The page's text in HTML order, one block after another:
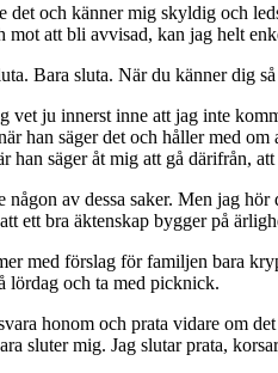
det och känner mig skyldig och
att bli avvisad, kan jag helt
Bara sluta. När du känner dig
vet ju innerst inne att jag inte
han säger det och håller med
han säger åt mig att gå därifrån,
av dessa saker. Men jag
ett bra äktenskap bygger på
med förslag för familjen bara
lördag och ta med picknick.
honom och prata vidare om
sluter mig. Jag slutar prata,